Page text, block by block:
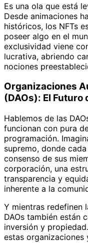
Es una ola que está
Desde animaciones
históricos, los NFTs
poseer algo en el
exclusividad viene
lucrativa, abriendo
nociones
Organizaciones
(DAOs): El Futuro
Hablemos de las
funcionan con pura
programación.
supremo, donde
consenso de sus
corporación, una
transparencia y
inherente a la
Y mientras redefinen
DAOs también están
inversión y
estas